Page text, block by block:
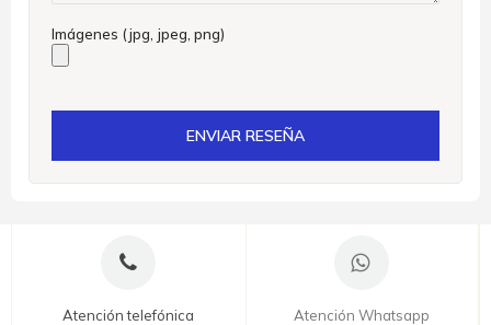
Imágenes (jpg, jpeg, png)
ENVIAR RESEÑA
Atención telefónica
Atención Whatsapp